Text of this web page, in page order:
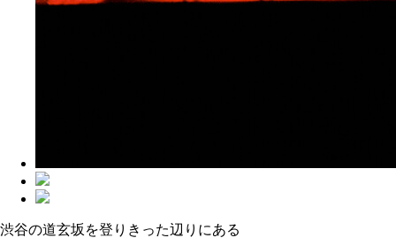
渋谷の道玄坂を登りきった辺りにある